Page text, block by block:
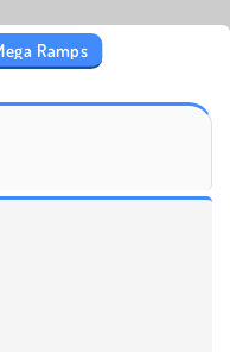
Ramps